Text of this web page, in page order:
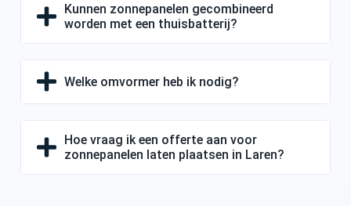
Kunnen zonnepanelen gecombineerd
worden met een thuisbatterij?
Welke omvormer heb ik nodig?
Hoe vraag ik een offerte aan voor
zonnepanelen laten plaatsen in Laren?